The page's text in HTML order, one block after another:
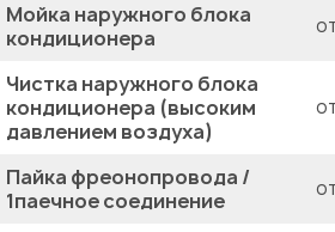
Мойка наружного блока
кондиционера
Чистка наружного блока
кондиционера (высоким
давлением воздуха)
Пайка фреонопровода /
1паечное соединение